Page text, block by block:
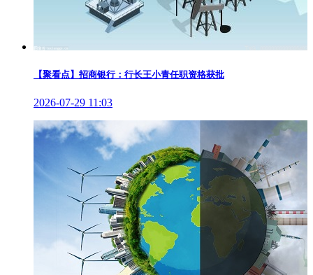
【聚看点】招商银行：行长王小青任职资格获批
2026-07-29 11:03